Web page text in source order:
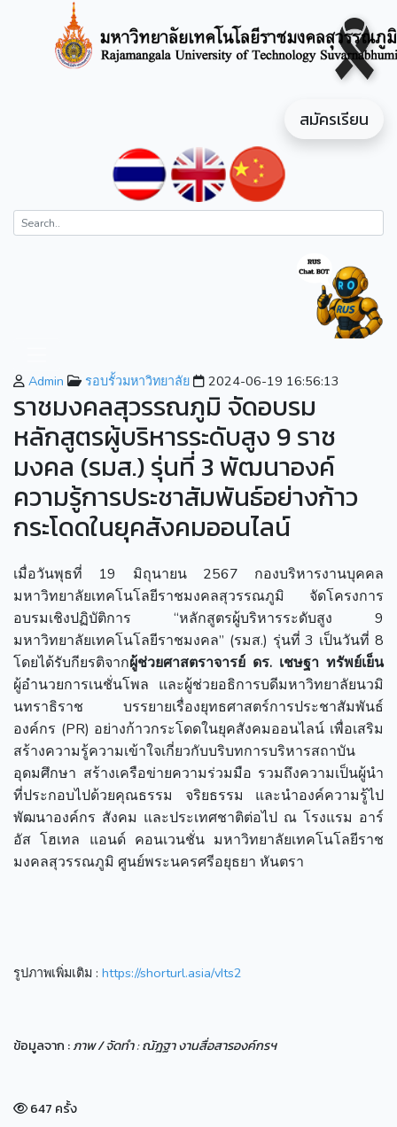
สมัครเรียน
Admin รอบรั้วมหาวิทยาลัย 2024-06-19 16:56:13
ราชมงคลสุวรรณภูมิ จัดอบรม
หลักสูตรผู้บริหารระดับสูง 9 ราช
มงคล (รมส.) รุ่นที่ 3 พัฒนาองค์
ความรู้การประชาสัมพันธ์อย่างก้าว
กระโดดในยุคสังคมออนไลน์
เมื่อวันพุธที่ 19 มิถุนายน 2567 กองบริหารงานบุคคล
มหาวิทยาลัยเทคโนโลยีราชมงคลสุวรรณภูมิ จัดโครงการ
อบรมเชิงปฏิบัติการ “หลักสูตรผู้บริหารระดับสูง 9
มหาวิทยาลัยเทคโนโลยีราชมงคล” (รมส.) รุ่นที่ 3 เป็นวันที่ 8
โดยได้รับกียรติจากผู้ช่วยศาสตราจารย์ ดร. เชษฐา ทรัพย์เย็น
ผู้อำนวยการเนชั่นโพล และผู้ช่วยอธิการบดีมหาวิทยาลัยนวมิ
นทราธิราช บรรยายเรื่องยุทธศาสตร์การประชาสัมพันธ์
องค์กร (PR) อย่างก้าวกระโดดในยุคสังคมออนไลน์ เพื่อเสริม
สร้างความรู้ความเข้าใจเกี่ยวกับบริบทการบริหารสถาบัน
อุดมศึกษา สร้างเครือข่ายความร่วมมือ รวมถึงความเป็นผู้นำ
ที่ประกอบไปด้วยคุณธรรม จริยธรรม และนำองค์ความรู้ไป
พัฒนาองค์กร สังคม และประเทศชาติต่อไป ณ โรงแรม อาร์
อัส โฮเทล แอนด์ คอนเวนชั่น มหาวิทยาลัยเทคโนโลยีราช
มงคลสุวรรณภูมิ ศูนย์พระนครศรีอยุธยา หันตรา
รูปภาพเพิ่มเติม : https://shorturl.asia/vIts2
ข้อมูลจาก :ภาพ / จัดทำ : ณัฎฐา งานสื่อสารองค์กรฯ
647 ครั้ง